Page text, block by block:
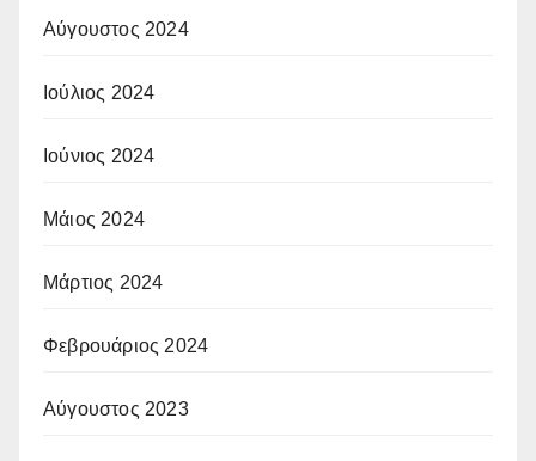
Αύγουστος 2024
Ιούλιος 2024
Ιούνιος 2024
Μάιος 2024
Μάρτιος 2024
Φεβρουάριος 2024
Αύγουστος 2023